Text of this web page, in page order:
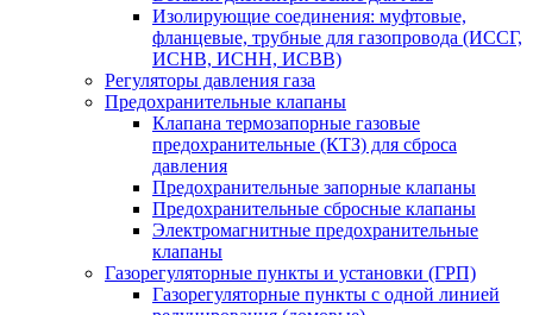
Изолирующие соединения: муфтовые,
фланцевые, трубные для газопровода (ИССГ,
ИСНВ, ИСНН, ИСВВ)
Регуляторы давления газа
Предохранительные клапаны
Клапана термозапорные газовые
предохранительные (КТЗ) для сброса
давления
Предохранительные запорные клапаны
Предохранительные сбросные клапаны
Электромагнитные предохранительные
клапаны
Газорегуляторные пункты и установки (ГРП)
Газорегуляторные пункты с одной линией